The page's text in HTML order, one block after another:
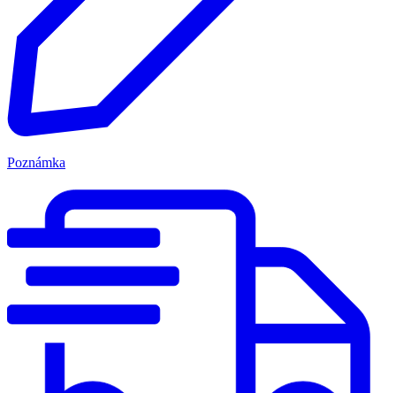
Poznámka